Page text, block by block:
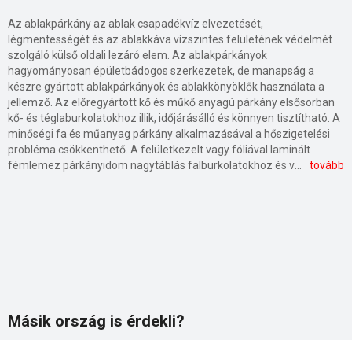
Másik ország is érdekli?
Az ablakpárkány az ablak csapadékvíz elvezetését,
légmentességét és az ablakkáva vízszintes felületének védelmét
szolgáló külső oldali lezáró elem. Az ablakpárkányok
hagyományosan épületbádogos szerkezetek, de manapság a
készre gyártott ablakpárkányok és ablakkönyöklők használata a
jellemző. Az előregyártott kő és műkő anyagú párkány elsősorban
kő- és téglaburkolatokhoz illik, időjárásálló és könnyen tisztítható. A
minőségi fa és műanyag párkány alkalmazásával a hőszigetelési
probléma csökkenthető. A felületkezelt vagy fóliával laminált
tovább